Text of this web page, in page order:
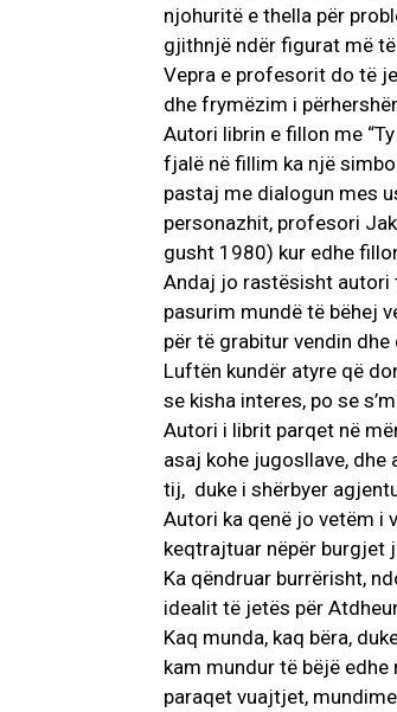
njohuritë e thella për
gjithnjë ndër figurat më
Vepra e profesorit do të
dhe frymëzim i
Autori librin e fillon me
fjalë në fillim ka një
pastaj me dialogun mes
personazhit, profesori
gusht 1980) kur edhe
Andaj jo rastësisht autori
pasurim mundë të bëhej
për të grabitur vendin
Luftën kundër atyre që
se kisha interes, po se
Autori i librit parqet në
asaj kohe jugosllave, dhe
tij, duke i shërbyer
Autori ka qenë jo vetëm i
keqtrajtuar nëpër burgjet
Ka qëndruar burrërisht,
idealit të jetës për
Kaq munda, kaq bëra,
kam mundur të bëjë
paraqet vuajtjet,